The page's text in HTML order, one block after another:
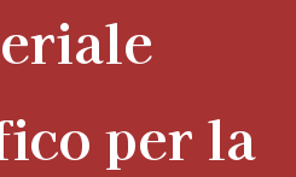
per la